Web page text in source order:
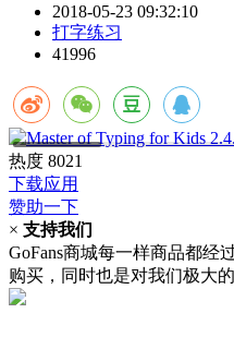
2018-05-23 09:32:10
打字练习
41996
热度 8021
下载应用
赞助一下
× 支持我们
GoFans商城每一样商品都经
购买，同时也是对我们极大的